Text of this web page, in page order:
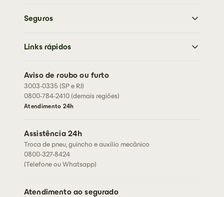
Imprensa
Sustentabilidade
Seguros
Carro
Residencial
Condições Gerais
Fazer cotação
Links rápidos
Cartão de assistência
Fale conosco
Aviso de roubo ou furto
3003-0335 (SP e RJ)
0800-784-2410 (demais regiões)
Atendimento 24h
Assistência 24h
Troca de pneu, guincho e auxílio mecânico
0800-327-8424
(Telefone ou Whatsapp)
Atendimento ao segurado